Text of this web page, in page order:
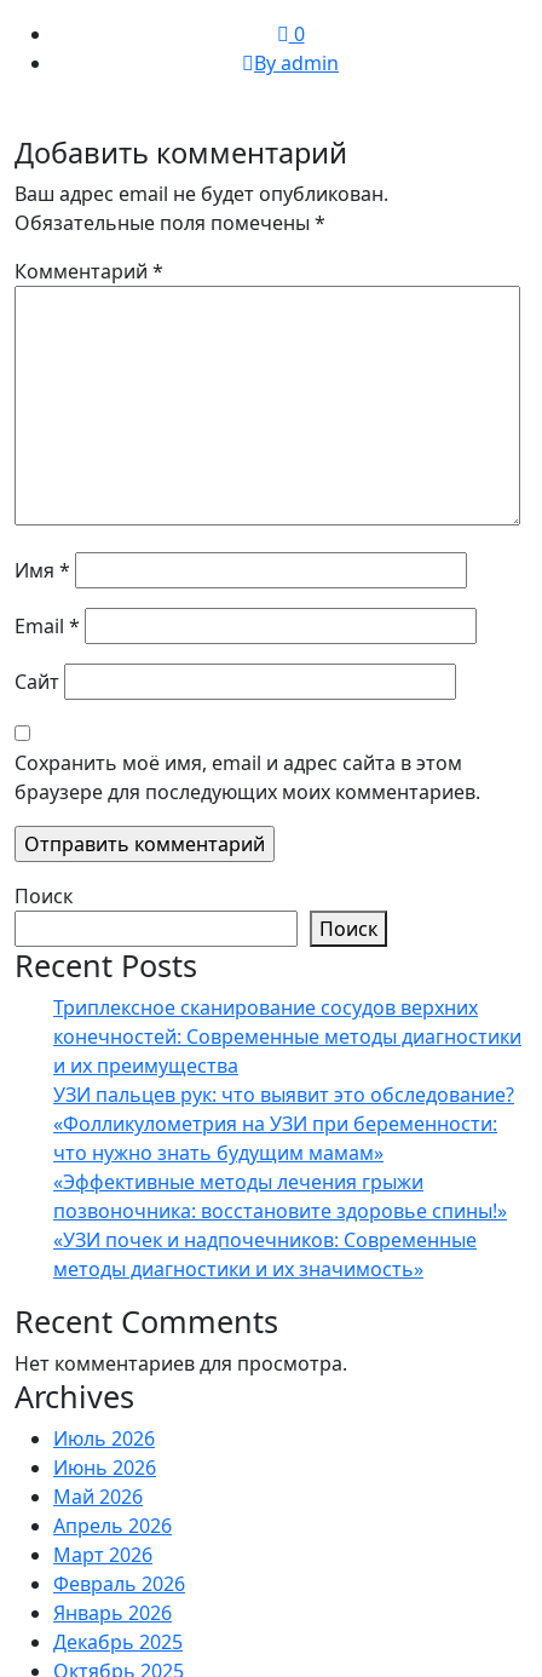
0
By admin
Добавить комментарий
Ваш адрес email не будет опубликован.
Обязательные поля помечены *
Комментарий *
Имя *
Email *
Сайт
Сохранить моё имя, email и адрес сайта в этом
браузере для последующих моих комментариев.
Поиск
Поиск
Recent Posts
Триплексное сканирование сосудов верхних
конечностей: Современные методы диагностики
и их преимущества
УЗИ пальцев рук: что выявит это обследование?
«Фолликулометрия на УЗИ при беременности:
что нужно знать будущим мамам»
«Эффективные методы лечения грыжи
позвоночника: восстановите здоровье спины!»
«УЗИ почек и надпочечников: Современные
методы диагностики и их значимость»
Recent Comments
Нет комментариев для просмотра.
Archives
Июль 2026
Июнь 2026
Май 2026
Апрель 2026
Март 2026
Февраль 2026
Январь 2026
Декабрь 2025
Октябрь 2025